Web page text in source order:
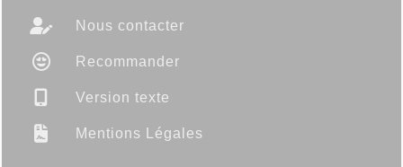
Nous contacter
Recommander
Version texte
Mentions Légales